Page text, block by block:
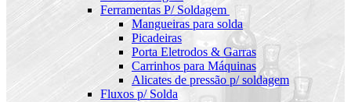
Ferramentas P/ Soldagem
Mangueiras para solda
Picadeiras
Porta Eletrodos & Garras
Carrinhos para Máquinas
Alicates de pressão p/ soldagem
Fluxos p/ Solda